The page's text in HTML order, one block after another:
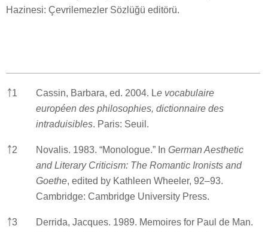
Hazinesi: Çevrilemezler Sözlüğü editörü.
￪1 Cassin, Barbara, ed. 2004. Le vocabulaire
européen des philosophies, dictionnaire des
intraduisibles. Paris: Seuil.
￪2 Novalis. 1983. “Monologue.” In German Aesthetic
and Literary Criticism: The Romantic Ironists and
Goethe, edited by Kathleen Wheeler, 92–93.
Cambridge: Cambridge University Press.
￪3
Derrida, Jacques. 1989. Memoires for Paul de Man.